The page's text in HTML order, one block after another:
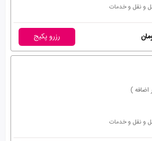
و نقل و خدمات
رزرو پکیج
)
و نقل و خدمات